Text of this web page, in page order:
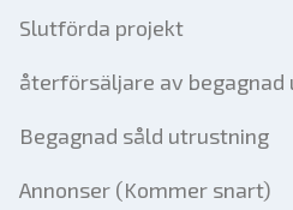
Slutförda projekt
återförsäljare av begagnad
Begagnad såld utrustning
Annonser (Kommer snart)